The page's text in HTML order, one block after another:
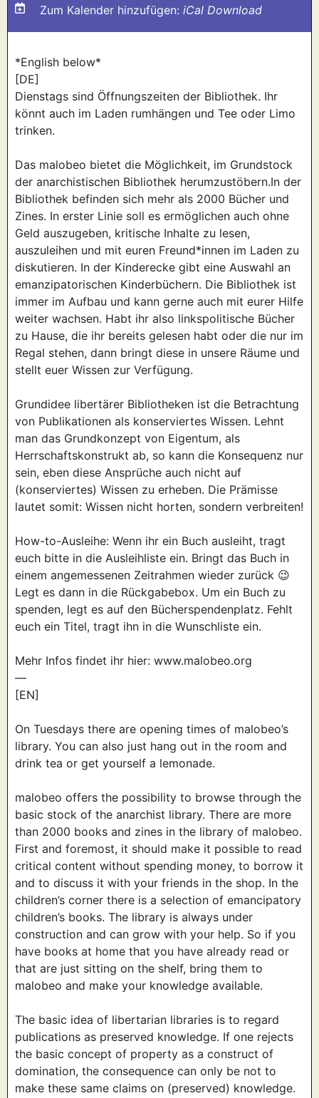
Zum Kalender hinzufügen: iCal Download
*English below*
[DE]
Dienstags sind Öffnungszeiten der Bibliothek. Ihr
könnt auch im Laden rumhängen und Tee oder Limo
trinken.
Das malobeo bietet die Möglichkeit, im Grundstock
der anarchistischen Bibliothek herumzustöbern.In der
Bibliothek befinden sich mehr als 2000 Bücher und
Zines. In erster Linie soll es ermöglichen auch ohne
Geld auszugeben, kritische Inhalte zu lesen,
auszuleihen und mit euren Freund*innen im Laden zu
diskutieren. In der Kinderecke gibt eine Auswahl an
emanzipatorischen Kinderbüchern. Die Bibliothek ist
immer im Aufbau und kann gerne auch mit eurer Hilfe
weiter wachsen. Habt ihr also linkspolitische Bücher
zu Hause, die ihr bereits gelesen habt oder die nur im
Regal stehen, dann bringt diese in unsere Räume und
stellt euer Wissen zur Verfügung.
Grundidee libertärer Bibliotheken ist die Betrachtung
von Publikationen als konserviertes Wissen. Lehnt
man das Grundkonzept von Eigentum, als
Herrschaftskonstrukt ab, so kann die Konsequenz nur
sein, eben diese Ansprüche auch nicht auf
(konserviertes) Wissen zu erheben. Die Prämisse
lautet somit: Wissen nicht horten, sondern verbreiten!
How-to-Ausleihe: Wenn ihr ein Buch ausleiht, tragt
euch bitte in die Ausleihliste ein. Bringt das Buch in
einem angemessenen Zeitrahmen wieder zurück 😉
Legt es dann in die Rückgabebox. Um ein Buch zu
spenden, legt es auf den Bücherspendenplatz. Fehlt
euch ein Titel, tragt ihn in die Wunschliste ein.
Mehr Infos findet ihr hier: www.malobeo.org
—
[EN]
On Tuesdays there are opening times of malobeo’s
library. You can also just hang out in the room and
drink tea or get yourself a lemonade.
malobeo offers the possibility to browse through the
basic stock of the anarchist library. There are more
than 2000 books and zines in the library of malobeo.
First and foremost, it should make it possible to read
critical content without spending money, to borrow it
and to discuss it with your friends in the shop. In the
children’s corner there is a selection of emancipatory
children’s books. The library is always under
construction and can grow with your help. So if you
have books at home that you have already read or
that are just sitting on the shelf, bring them to
malobeo and make your knowledge available.
The basic idea of libertarian libraries is to regard
publications as preserved knowledge. If one rejects
the basic concept of property as a construct of
domination, the consequence can only be not to
make these same claims on (preserved) knowledge.